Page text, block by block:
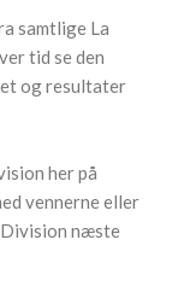
samtlige La
tid se den
og resultater
her på
vennerne eller
Division næste